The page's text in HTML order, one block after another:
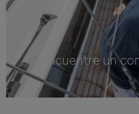
Encuentre un